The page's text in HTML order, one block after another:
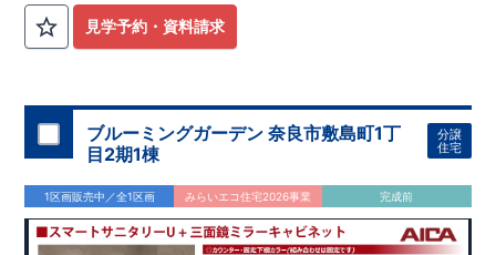
見学予約・資料請求
ブルーミングガーデン 奈良市敷島町1丁
目2期1棟
分譲
住宅
1区画販売中／全1区画 みらいエコ住宅2026事業 完成前